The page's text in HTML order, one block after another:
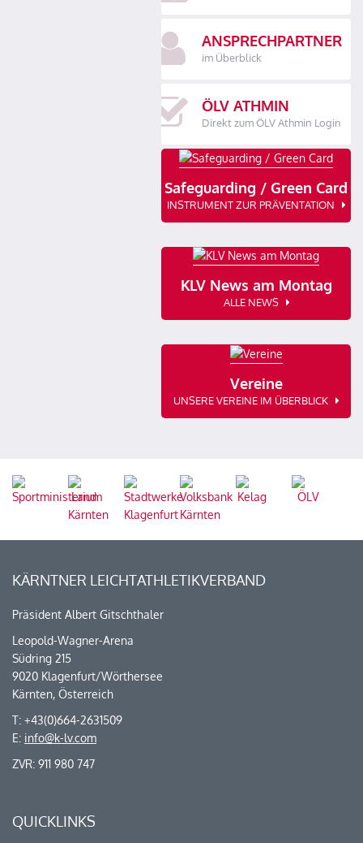
ANSPRECHPARTNER
im Überblick
ÖLV ATHMIN
Direkt zum ÖLV Athmin Login
Safeguarding / Green Card
INSTRUMENT ZUR PRÄVENTATION
KLV News am Montag
ALLE NEWS
Vereine
UNSERE VEREINE IM ÜBERBLICK
KÄRNTNER LEICHTATHLETIKVERBAND
Präsident Albert Gitschthaler
Leopold-Wagner-Arena
Südring 215
9020 Klagenfurt/Wörthersee
Kärnten, Österreich
T: +43(0)664-2631509
E: info@k-lv.com
ZVR: 911 980 747
QUICKLINKS